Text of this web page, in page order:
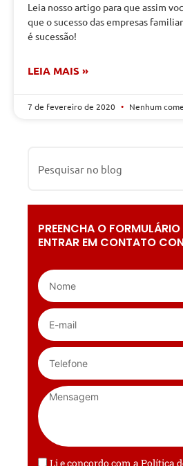
Leia nosso artigo para que assim
que o sucesso das empresas
é sucessão!
LEIA MAIS »
7 de fevereiro de 2020 Nenhum
PREENCHA O
ENTRAR EM CONTATO
Li e concordo com aPolítica